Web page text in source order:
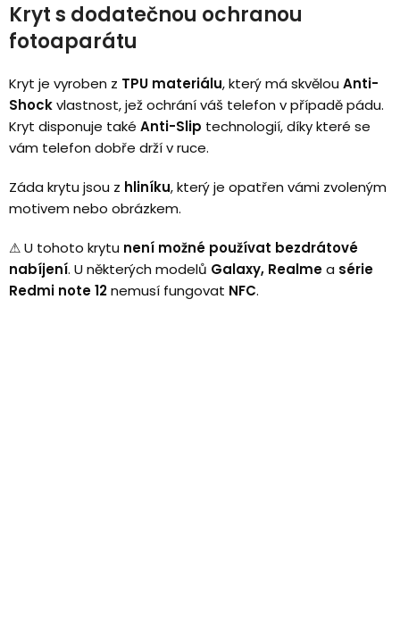
Kryt s dodatečnou ochranou
fotoaparátu
Kryt je vyroben z TPU materiálu, který má skvělou Anti-
Shockvlastnost, jež ochrání váš telefon v případě pádu.
Kryt disponuje také Anti-Slip technologií, díky které se
vám telefon dobře drží v ruce.
Záda krytu jsou z hliníku, který je opatřen vámi zvoleným
motivem nebo obrázkem.
⚠U tohoto krytu není možné používat bezdrátové
nabíjení. U některých modelů Galaxy, Realmea série
Redmi note 12nemusí fungovat NFC.